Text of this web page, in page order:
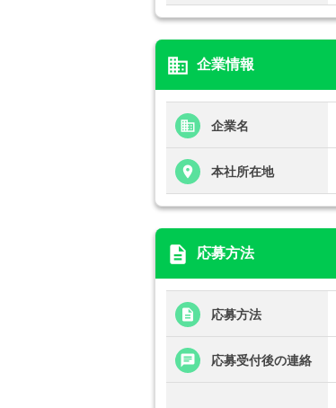
business 企業情報
企業名
本社所在地
description 応募方法
応募方法
応募受付後の連絡